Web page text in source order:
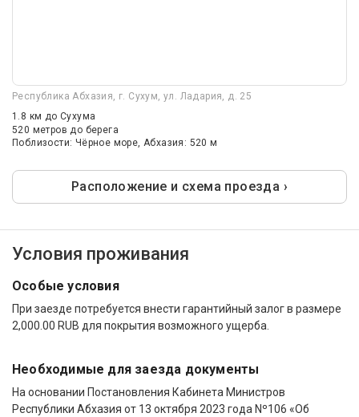
Республика Абхазия, г. Сухум, ул. Ладария, д. 25
1.8 км до Сухума
520 метров до берега
Поблизости: Чёрное море, Абхазия: 520 м
Расположение и схема проезда ›
Условия проживания
Особые условия
При заезде потребуется внести гарантийный залог в размере
2,000.00 RUB для покрытия возможного ущерба.
Необходимые для заезда документы
На основании Постановления Кабинета Министров
Республики Абхазия от 13 октября 2023 года Nº106 «Об